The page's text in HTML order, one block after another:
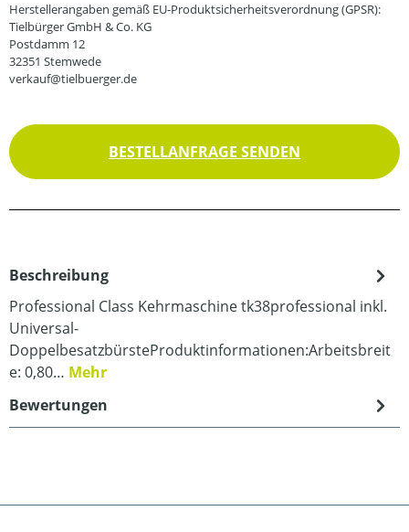
Herstellerangaben gemäß EU-Produktsicherheitsverordnung (GPSR):
Tielbürger GmbH & Co. KG
Postdamm 12
32351 Stemwede
verkauf@tielbuerger.de
BESTELLANFRAGE SENDEN
Beschreibung
Professional Class Kehrmaschine tk38professional inkl.
Universal-
DoppelbesatzbürsteProduktinformationen:Arbeitsbreit
e: 0,80… Mehr
Bewertungen